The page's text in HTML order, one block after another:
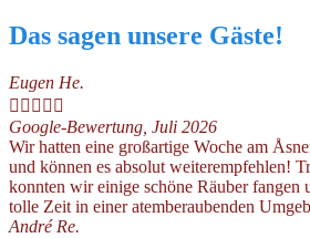
Das sagen unsere Gäste!
Eugen He.
    
Google-Bewertung, Juli 2026
Wir hatten eine großartige Woche am
und können es absolut weiterempfehlen!
konnten wir einige schöne Räuber fangen
tolle Zeit in einer atemberaubenden
André Re.